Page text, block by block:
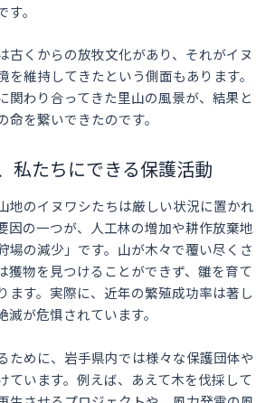
。
古くからの放牧文化があり、それがイヌ
を維持してきたという側面もあります。
関わり合ってきた里山の風景が、結果と
命を繋いできたのです。
私たちにできる保護活動
地のイヌワシたちは厳しい状況に置かれ
因の一つが、人工林の増加や耕作放棄地
場の減少」です。山が木々で覆い尽くさ
獲物を見つけることができず、雛を育て
ます。実際に、近年の繁殖成功率は著し
滅が危惧されています。
ために、岩手県内では様々な保護団体や
ています。例えば、あえて木を伐採して